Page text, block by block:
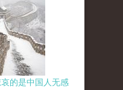
的是中国人无感